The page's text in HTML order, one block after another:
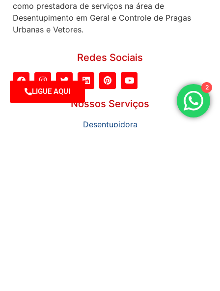
como prestadora de serviços na área de
Desentupimento em Geral e Controle de Pragas
Urbanas e Vetores.
Redes Sociais
Nossos Serviços
Desentupidora
LIGUE AQUI 2